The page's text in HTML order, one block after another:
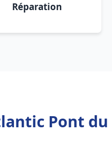
Réparation
Pont du